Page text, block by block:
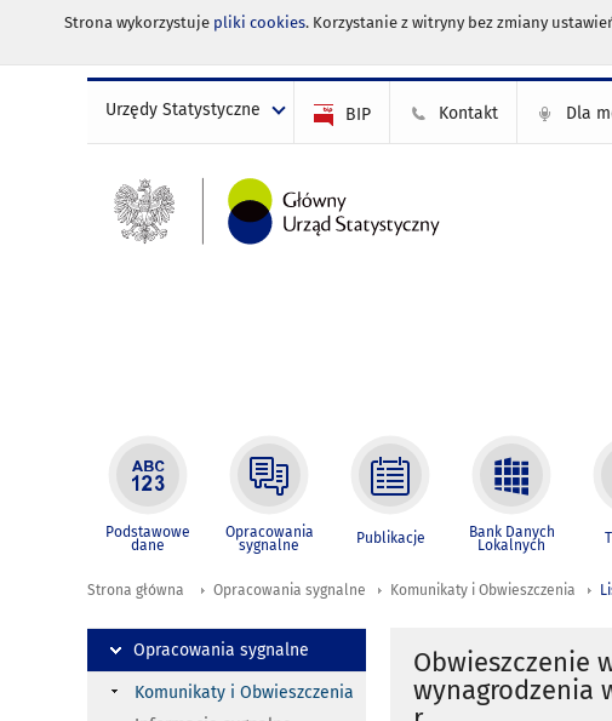
Strona wykorzystuje pliki cookies. Korzystanie z witryny bez zmiany
Urzędy Statystyczne BIP Kontakt Dla
Podstawowe
dane
Opracowania
sygnalne Publikacje Bank Danych
Lokalnych
Strona główna Opracowania sygnalne Komunikaty i Obwieszczenia
Obwieszczenie
wynagrodzenia
Opracowania sygnalne
Komunikaty i Obwieszczenia